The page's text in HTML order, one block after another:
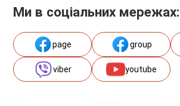
Ми в соціальних мережах:
page group
viber youtube